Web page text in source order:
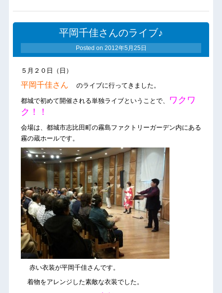
平岡千佳さんのライブ♪
Posted on 2012年5月25日
５月２０日（日）
平岡千佳さん のライブに行ってきました。
都城で初めて開催される単独ライブということで、
ワクワ
ク！！
会場は、都城市志比田町の霧島ファクトリーガーデン内にある
霧の蔵ホールです。
赤い衣装が平岡千佳さんです。
着物をアレンジした素敵な衣装でした。